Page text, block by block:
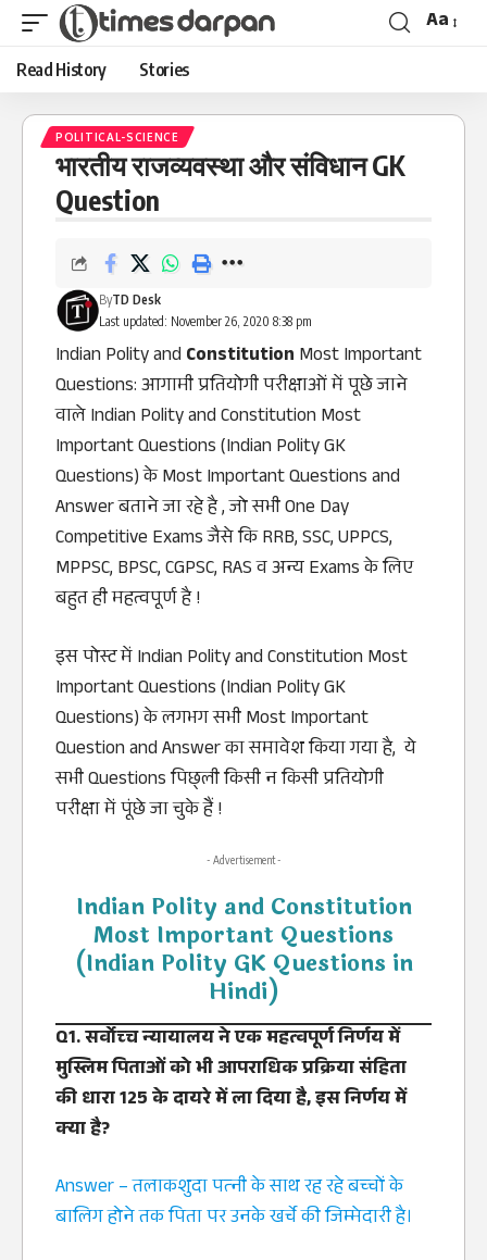
Aa
Read History Stories
POLITICAL-SCIENCE
भारतीय राजव्यवस्था और संविधान GK
Question
Last updated: November 26, 2020 8:38 pm
ByTD Desk
Indian Polity and Constitution Most Important
Questions: आगामी प्रतियोगी परीक्षाओं में पूछे जाने
वाले Indian Polity and Constitution Most
Important Questions (Indian Polity GK
Questions) के Most Important Questions and
Answer बताने जा रहे है , जो सभी One Day
Competitive Exams जैसे कि RRB, SSC, UPPCS,
MPPSC, BPSC, CGPSC, RAS व अन्य Exams के लिए
बहुत ही महत्वपूर्ण है !
इस पोस्ट में Indian Polity and Constitution Most
Important Questions (Indian Polity GK
Questions) के लगभग सभी Most Important
Question and Answer का समावेश किया गया है, ये
सभी Questions पिछ्ली किसी न किसी प्रतियोगी
परीक्षा में पूंछे जा चुके हैं !
- Advertisement -
Indian Polity and Constitution
Most Important Questions
(Indian Polity GK Questions in
Hindi)
Q1. सर्वोच्‍च न्‍यायालय ने एक महत्‍वपूर्ण निर्णय में
मुस्लिम पिताओं को भी आपराधिक प्रक्रिया संहिता
की धारा 125 के दायरे में ला दिया है, इस निर्णय में
क्‍या है?
Answer – तलाकशुदा पत्‍नी के साथ रह रहे बच्‍चों के
बालिग होने तक पिता पर उनके खर्चे की जिम्‍मेदारी है।